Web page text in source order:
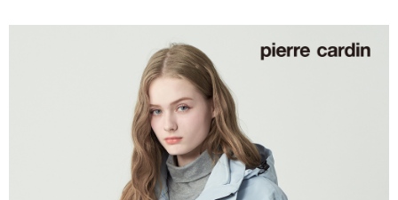
每筆NT$60，滿NT$1,200(含以上)免運費
每筆NT$60，滿NT$1,200(含以上)免運費